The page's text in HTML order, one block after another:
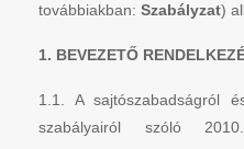
továbbiakban: Szabályzat)
1. BEVEZETŐ
1.1. A sajtószabadságról
szabályairól szóló